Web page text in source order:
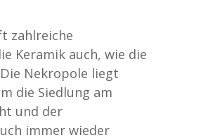
zahlreiche
Keramik auch, wie die
Nekropole liegt
die Siedlung am
und der
immer wieder